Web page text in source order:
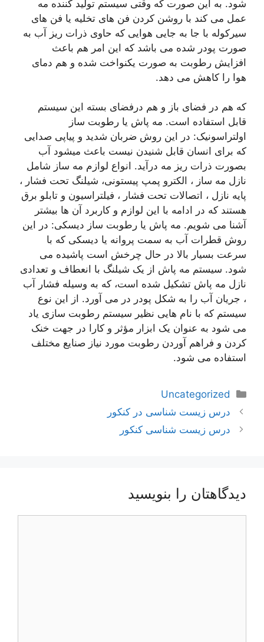
شود. به این صورت که وقتی سیستم تولید کننده مه
عمل می کند با روشن کردن فن های تخلیه یا فن های
سیرکوله با جا به جایی هوایی که حاوی ذرات ریز آب به
صورت پودر شده می باشد که این امر هم باعث
افزایش رطوبت به صورت یکنواخت شده و هم دمای
هوا را کاهش می دهد.
که هم در فضای باز و هم درفضای بسته این سیستم
قابل استفاده است. مه پاش یا رطوبت ساز
اولتراسونیک: در این روش ضربان شدید و پیاپی صدایی
که برای انسان قابل شنیدن نیست باعث میشود آب
بصورت ذرات ریز مه درآید. انواع لوازم مه ساز شامل
نازل مه ساز ، الکترو پمپ پیستونی، شیلنگ تحت فشار ،
پایه نازل ، اتصالات تحت فشار ، فیلتراسیون و تابلو برق
هستند که در ادامه با این لوازم و کاربرد آن ها بیشتر
آشنا می شویم. مه پاش یا رطوبت ساز دیسکی: در این
روش قطرات آب به سمت پروانه یا دیسکی که با
سرعت بسیار بالا در حال چرخش است پاشیده می
شود. سیستم مه پاش از یک شیلنگ با انعطاف و تعدادی
نازل مه پاش تشکیل شده است، که به وسیله فشار آب
، جریان آب را به شکل پودر در می آورد. از این نوع
سیستم که با نام هایی نظیر سیستم رطوبت سازی یاد
می شود به عنوان یک ابزار مؤثر و کارا در جهت خنک
کردن و فراهم آوردن رطوبت مورد نیاز صنایع مختلف
استفاده می شود.
دسته‌ها
Uncategorized
ناوبری
نوشته‌ها
درس زیست شناسی در کنکور
درس زیست شناسی کنکور
دیدگاهتان را بنویسید